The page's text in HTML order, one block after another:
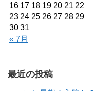
« 7月
16 17 18 19 20 21 22
23 24 25 26 27 28 29
30 31
最近の投稿